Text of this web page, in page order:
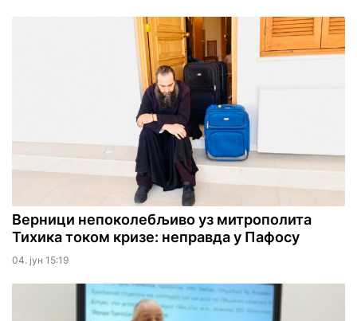
Верници непоколебљиво уз митрополита
Тихика током кризе: неправда у Пафосу
04. јун 15:19